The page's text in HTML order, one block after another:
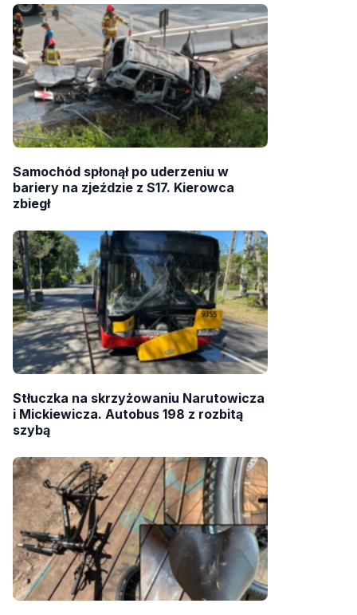
Samochód spłonął po uderzeniu w
bariery na zjeździe z S17. Kierowca
zbiegł
Stłuczka na skrzyżowaniu Narutowicza
i Mickiewicza. Autobus 198 z rozbitą
szybą